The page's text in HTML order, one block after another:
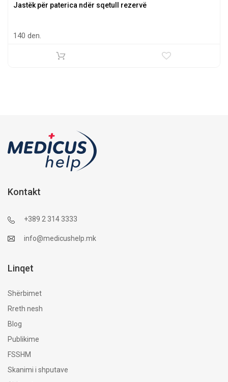
Jastëk për paterica ndër sqetull rezervë
140 den.
Kontakt
+389 2 314 3333
info@medicushelp.mk
Linqet
Shërbimet
Rreth nesh
Blog
Publikime
FSSHM
Skanimi i shputave